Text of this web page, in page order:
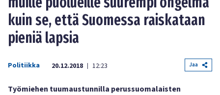
kuin se, että Suomessa raiskataan
pieniä lapsia
Politiikka 20.12.2018 | 12:23 Jaa
Työmiehen tuumaustunnilla perussuomalaisten